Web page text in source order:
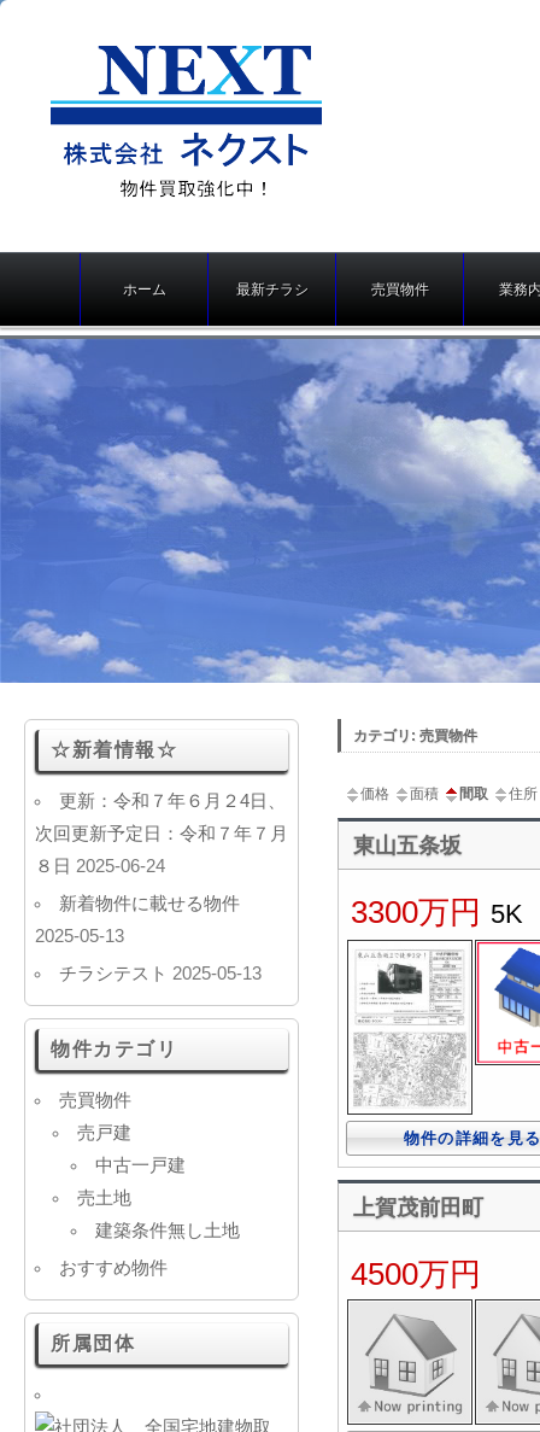
都の不動産売買、仲
介・不動産買取り）
ン
メ
ホーム 最新チラシ 売買物件 業務
カテゴリ: 売買物件
価格 面積 間取 住所
東山五条坂
3300万円 5K
物件の詳細を見
上賀茂前田町
4500万円
☆新着情報☆
更新：令和７年６月２4日、
次回更新予定日：令和７年７月
８日 2025-06-24
新着物件に載せる物件
2025-05-13
チラシテスト 2025-05-13
物件カテゴリ
売買物件
売戸建
中古一戸建
売土地
建築条件無し土地
おすすめ物件
所属団体